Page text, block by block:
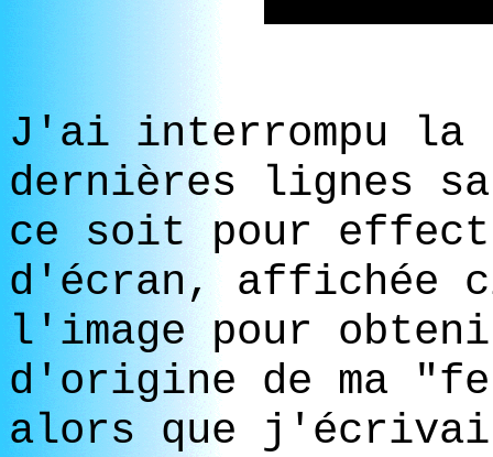
J'ai interrompu la
dernières lignes
ce soit pour
d'écran, affichée
l'image pour
d'origine de ma
alors que